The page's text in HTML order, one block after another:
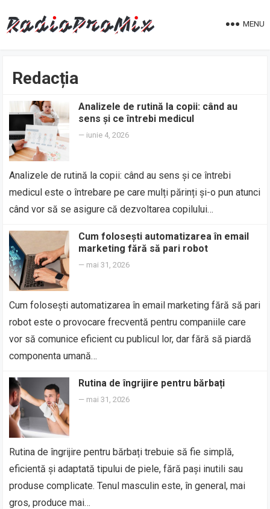
MENU
Redacția
Analizele de rutină la copii: când au
sens și ce întrebi medicul
— iunie 4, 2026
Analizele de rutină la copii: când au sens și ce întrebi
medicul este o întrebare pe care mulți părinți și-o pun atunci
când vor să se asigure că dezvoltarea copilului…
Cum folosești automatizarea în email
marketing fără să pari robot
— mai 31, 2026
Cum folosești automatizarea în email marketing fără să pari
robot este o provocare frecventă pentru companiile care
vor să comunice eficient cu publicul lor, dar fără să piardă
componenta umană…
Rutina de îngrijire pentru bărbați
— mai 31, 2026
Rutina de îngrijire pentru bărbați trebuie să fie simplă,
eficientă și adaptată tipului de piele, fără pași inutili sau
produse complicate. Tenul masculin este, în general, mai
gros, produce mai…